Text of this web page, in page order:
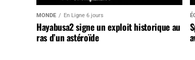
MONDE En Ligne 6 jours
Hayabusa2 signe un exploit historique au
ras d’un astéroïde